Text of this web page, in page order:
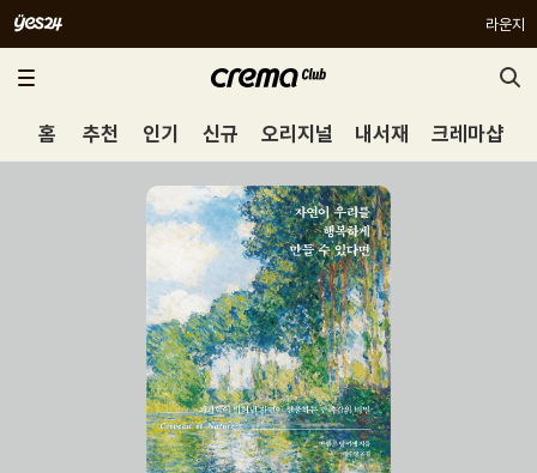
라운지
홈 추천 인기 신규 오리지널 내서재 크레마샵